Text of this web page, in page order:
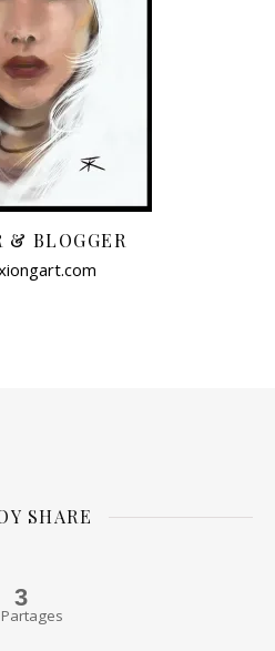
& BLOGGER
SHARE
3
Partages